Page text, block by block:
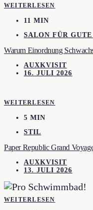
WEITERLESEN
11 MIN
SALON FÜR
Warum Einordnung
AUXKVISIT
16. JULI 2026
WEITERLESEN
5 MIN
STIL
Paper Republic Grand
AUXKVISIT
13. JULI 2026
WEITERLESEN